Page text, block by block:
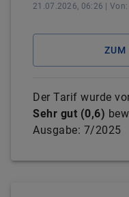
21.07.2026, 06:26 | Von:
ZUM
Der Tarif wurde
Sehr gut (0,6)
Ausgabe: 7/2025